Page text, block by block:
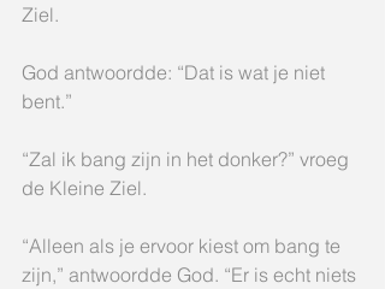
Ziel.
God antwoordde: “Dat is wat je niet
bent.”
“Zal ik bang zijn in het donker?” vroeg
de Kleine Ziel.
“Alleen als je ervoor kiest om bang te
zijn,” antwoordde God. “Er is echt niets